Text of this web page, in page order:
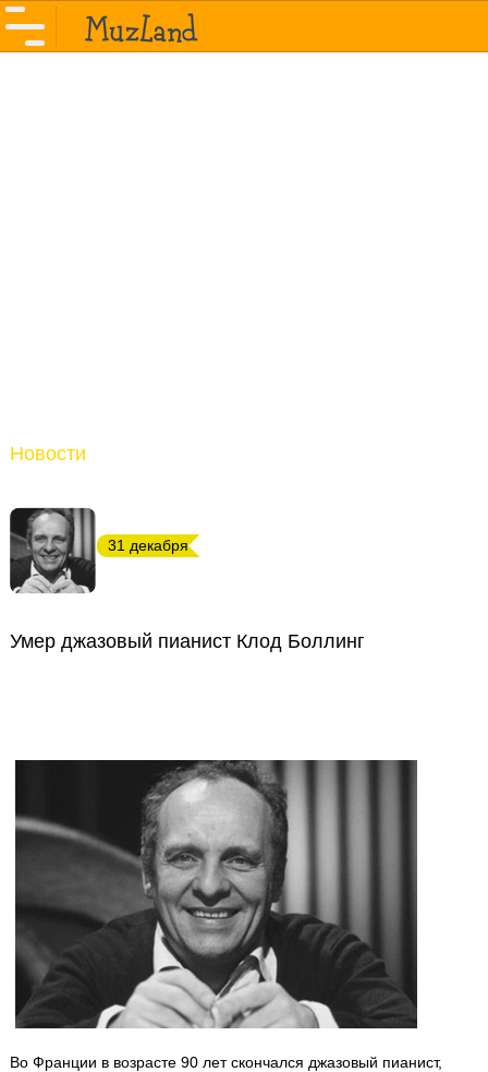
Новости
31 декабря
Умер джазовый пианист Клод Боллинг
Во Франции в возрасте 90 лет скончался джазовый пианист,